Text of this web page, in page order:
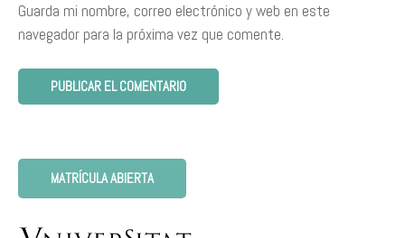
Guarda mi nombre, correo electrónico y web en este
navegador para la próxima vez que comente.
MATRÍCULA ABIERTA